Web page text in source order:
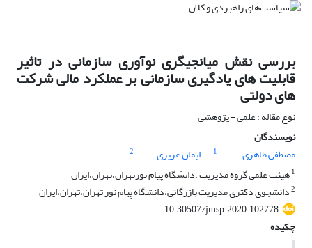
بررسی نقش میانجیگری نوآوری سازمانی در تاثیر
قابلیت های یادگیری سازمانی بر عملکرد مالی شرکت
های دولتی
نوع مقاله : علمی - پژوهشی
نویسندگان
مصطفی طاهری
1 ایمان َعزیزی
2
1هیئت علمی گروه مدیریت ،دانشگاه پیام نورتهران،تهران،ایران
2دانشجوی دکتری مدیریت بازرگانی،دانشگاه پیام نور تهران،تهران،ایران
10.30507/jmsp.2020.102778
چکیده